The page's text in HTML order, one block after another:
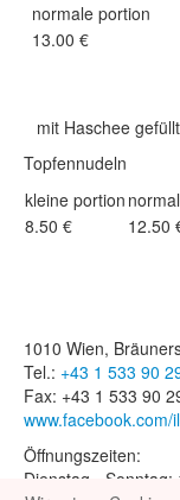
normale portion
13.00 €
mit Haschee
Topfennudeln
kleine portion
8.50 €
12.50
1010 Wien,
Tel.: +43 1 533 90
Fax: +43 1 533 90
www.facebook.com/
Öffnungszeiten:
Dienstag -